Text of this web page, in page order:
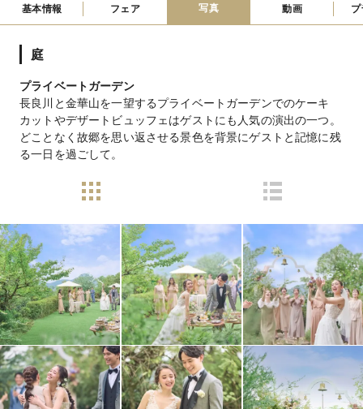
基本情報 フェア 写真 動画
庭
プライベートガーデン
長良川と金華山を一望するプライベートガーデンでのケーキ
カットやデザートビュッフェはゲストにも人気の演出の一つ。
どことなく故郷を思い返させる景色を背景にゲストと記憶に残
る一日を過ごして。